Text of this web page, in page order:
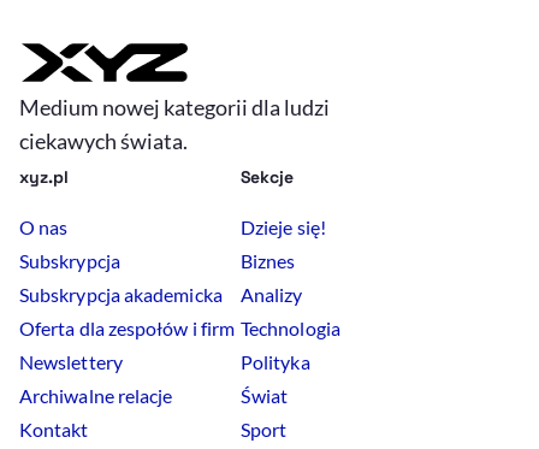
Medium nowej kategorii dla ludzi
ciekawych świata.
xyz.pl
O nas
Subskrypcja
Subskrypcja akademicka
Oferta dla zespołów i firm
Newslettery
Archiwalne relacje
Kontakt
Sekcje
Dzieje się!
Biznes
Analizy
Technologia
Polityka
Świat
Sport